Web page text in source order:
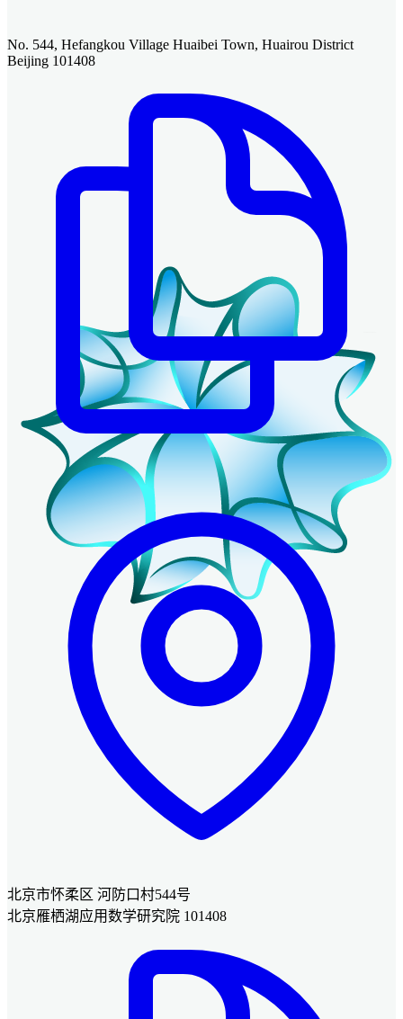
No. 544, Hefangkou Village Huaibei Town, Huairou District
Beijing 101408
北京市怀柔区 河防口村544号
北京雁栖湖应用数学研究院 101408